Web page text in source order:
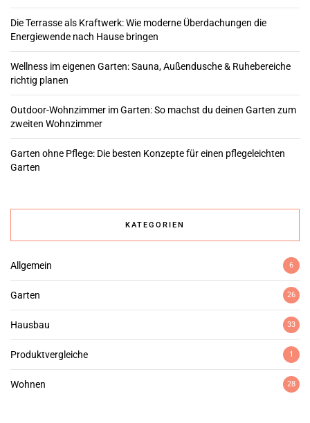
Die Terrasse als Kraftwerk: Wie moderne Überdachungen die
Energiewende nach Hause bringen
Wellness im eigenen Garten: Sauna, Außendusche & Ruhebereiche
richtig planen
Outdoor-Wohnzimmer im Garten: So machst du deinen Garten zum
zweiten Wohnzimmer
Garten ohne Pflege: Die besten Konzepte für einen pflegeleichten
Garten
KATEGORIEN
Allgemein 6
Garten 26
Hausbau 33
Produktvergleiche 1
Wohnen 28